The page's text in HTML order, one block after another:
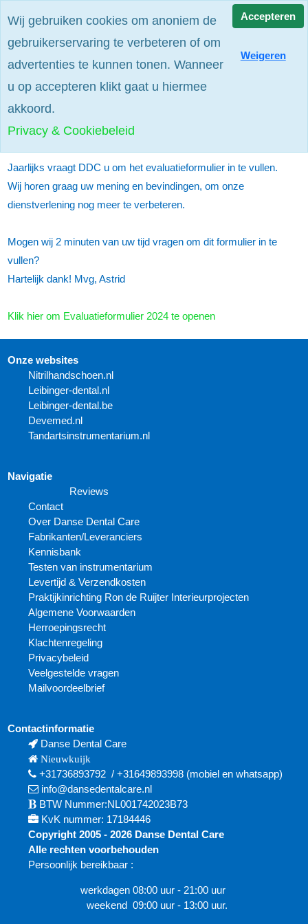
Evaluatieformulier 2024
Jaarlijks vraagt DDC u om het evaluatieformulier in te vullen.
Wij horen graag uw mening en bevindingen, om onze
dienstverlening nog meer te verbeteren.
Mogen wij 2 minuten van uw tijd vragen om dit formulier in te
vullen?
Hartelijk dank! Mvg, Astrid
Klik hier om Evaluatieformulier 2024 te openen
Onze websites
Nitrilhandschoen.nl
Leibinger-dental.nl
Leibinger-dental.be
Devemed.nl
Tandartsinstrumentarium.nl
Navigatie
Reviews
Contact
Over Danse Dental Care
Fabrikanten/Leveranciers
Kennisbank
Testen van instrumentarium
Levertijd & Verzendkosten
Praktijkinrichting Ron de Ruijter Interieurprojecten
Algemene Voorwaarden
Herroepingsrecht
Klachtenregeling
Privacybeleid
Veelgestelde vragen
Mailvoordeelbrief
Contactinformatie
Danse Dental Care
Nieuwkuijk
+31736893792 /+31649893998 (mobiel enwhatsapp)
info@dansedentalcare.nl
BTW Nummer:NL001742023B73
KvK nummer: 17184446
Copyright 2005 - 2026 Danse Dental Care
Alle rechten voorbehouden
Persoonlijk bereikbaar :
werkdagen 08:00 uur - 21:00 uur
weekend 09:00 uur - 13:00 uur.
Wij gebruiken cookies om anoniem de
gebruikerservaring te verbeteren of om
advertenties te kunnen tonen. Wanneer
u op accepteren klikt gaat u hiermee
akkoord.
Privacy & Cookiebeleid
Accepteren
Weigeren